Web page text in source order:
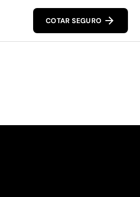
COTAR SEGURO